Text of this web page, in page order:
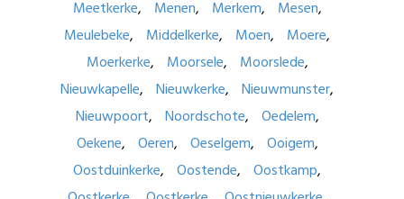
Meetkerke Menen Merkem
Mesen
Meulebeke
Middelkerke Moen
Moere
Moerkerke
Moorsele
Moorslede
Nieuwkapelle
Nieuwkerke
Nieuwmunster
Nieuwpoort
Noordschote
Oedelem
Oekene
Oeren Oeselgem
Ooigem
Oostduinkerke
Oostende
Oostkamp